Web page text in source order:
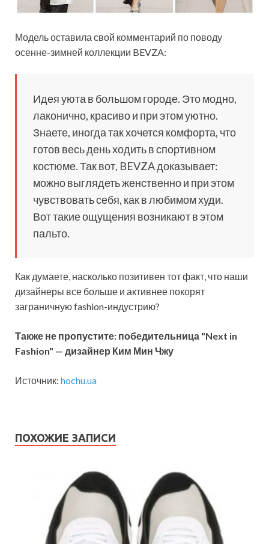
Модель оставила свой комментарий по поводу
осенне-зимней коллекции BEVZA:
Идея уюта в большом городе. Это модно,
лаконично, красиво и при этом уютно.
Знаете, иногда так хочется комфорта, что
готов весь день ходить в спортивном
костюме. Так вот, BEVZA доказывает:
можно выглядеть женственно и при этом
чувствовать себя, как в любимом худи.
Вот такие ощущения возникают в этом
пальто.
Как думаете, насколько позитивен тот факт, что наши
дизайнеры все больше и активнее покорят
заграничную fashion-индустрию?
Также не пропустите: победительница "Next in
Fashion" — дизайнер Ким Мин Чжу
Источник: hochu.ua
ПОХОЖИЕ ЗАПИСИ